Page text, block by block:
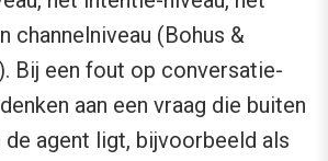
channelniveau (Bohus &
Bij een fout op conversatie-
aan een vraag die buiten
de agent ligt, bijvoorbeeld als